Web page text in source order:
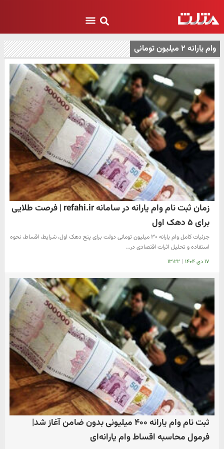
وام یارانه ۲ میلیون تومانی
زمان ثبت نام وام یارانه در سامانه refahi.ir | فرصت طلایی
برای ۵ دهک اول
جزئیات کامل وام یارانه ۳۰ میلیون تومانی دولت برای پنج دهک اول، شرایط، اقساط، نحوه
استفاده و تحلیل اثرات اقتصادی در…
۱۷ دی ۱۴۰۴ | ۱۳:۲۲
ثبت نام وام یارانه ۴۰۰ میلیونی بدون ضامن آغاز شد|
فرمول محاسبه اقساط وام یارانه‌ای